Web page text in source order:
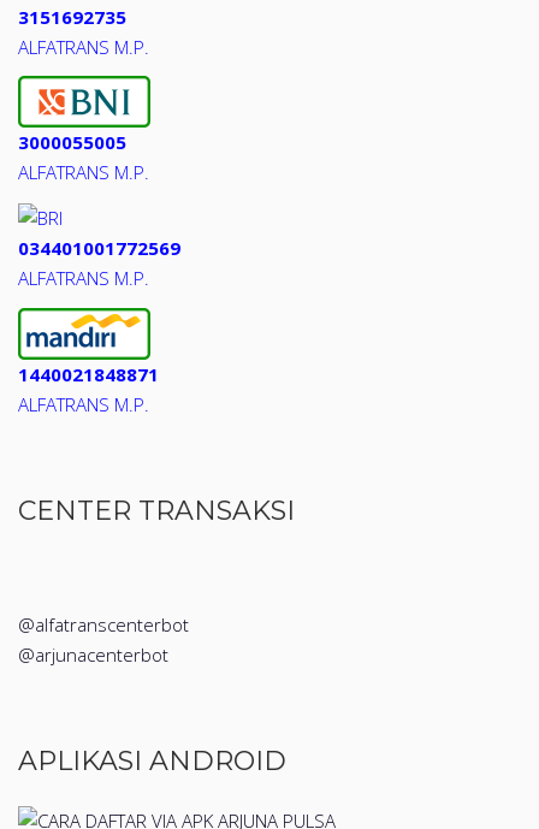
3151692735
ALFATRANS M.P.
3000055005
ALFATRANS M.P.
034401001772569
ALFATRANS M.P.
1440021848871
ALFATRANS M.P.
CENTER TRANSAKSI
@alfatranscenterbot
@arjunacenterbot
APLIKASI ANDROID